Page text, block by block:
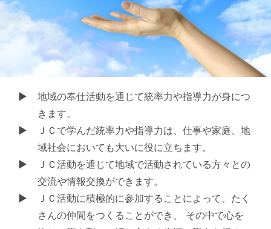
地域の奉仕活動を通じて統率力や指導力が身につ
きます。
ＪＣで学んだ統率力や指導力は、仕事や家庭、地
域社会においても大いに役に立ちます。
ＪＣ活動を通じて地域で活動されている方々との
交流や情報交換ができます。
ＪＣ活動に積極的に参加することによって、たく
さんの仲間をつくることができ、 その中で心を